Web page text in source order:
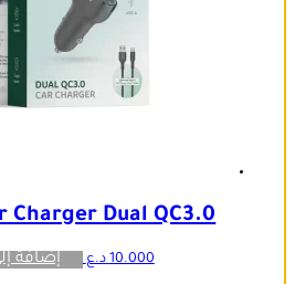
Charger Dual QC3.0
10.000 د.ع إضافة